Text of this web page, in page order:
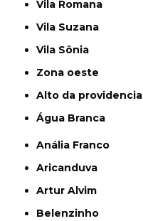
Vila Romana
Vila Suzana
Vila Sônia
Zona oeste
alto da providencia
Água Branca
Anália Franco
Aricanduva
Artur Alvim
Belenzinho